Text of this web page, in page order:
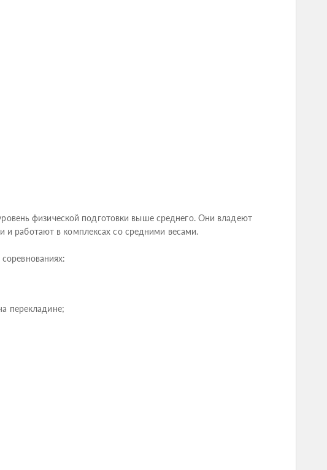
физической подготовки выше среднего. Они владеют
и работают в комплексах со средними весами.
перекладине;